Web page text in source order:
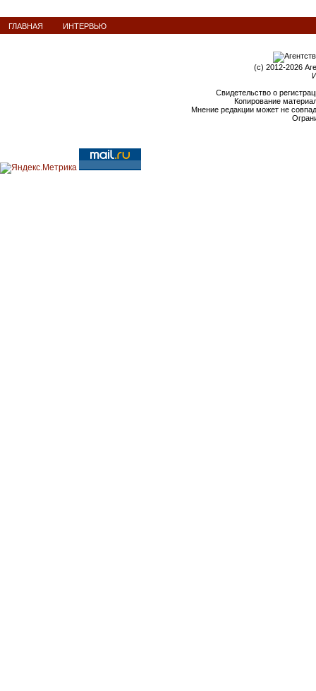
ГЛАВНАЯ ИНТЕРВЬЮ
(c) 2012-2026
Свидетельство о
Копирование
Мнение редакции может не